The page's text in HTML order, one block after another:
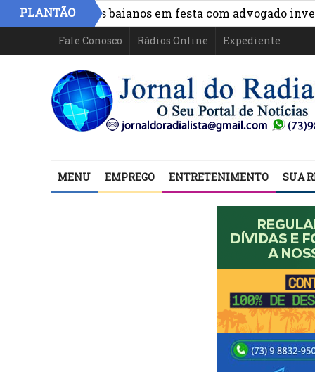
PLANTÃO
políticos baianos em festa com advogado investigado
Fale Conosco Rádios Online Expediente
MENU EMPREGO ENTRETENIMENTO SUA